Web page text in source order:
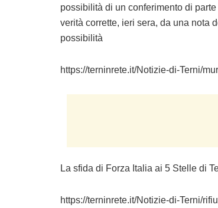
possibilità di un conferimento di
verità corrette, ieri sera, da una nota
possibilità
https://terninrete.it/Notizie-di-Terni/
La sfida di Forza Italia ai 5 Stelle di
https://terninrete.it/Notizie-di-Terni/